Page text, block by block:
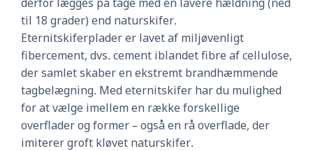
til 18 grader) end naturskifer.
Eternitskiferplader er lavet af miljøvenligt
fibercement, dvs. cement iblandet fibre af cellulose,
der samlet skaber en ekstremt brandhæmmende
tagbelægning. Med eternitskifer har du mulighed
for at vælge imellem en række forskellige
overflader og former – også en rå overflade, der
imiterer groft kløvet naturskifer.